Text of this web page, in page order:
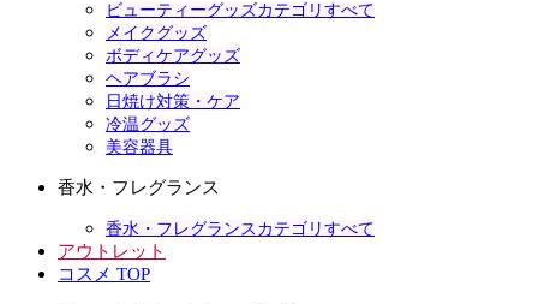
ビューティーグッズカテゴリすべて
メイクグッズ
ボディケアグッズ
ヘアブラシ
日焼け対策・ケア
冷温グッズ
美容器具
香水・フレグランス
香水・フレグランスカテゴリすべて
アウトレット
コスメ TOP